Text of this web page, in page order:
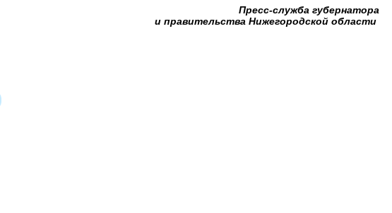
Пресс-служба губернатора
и правительства Нижегородской области